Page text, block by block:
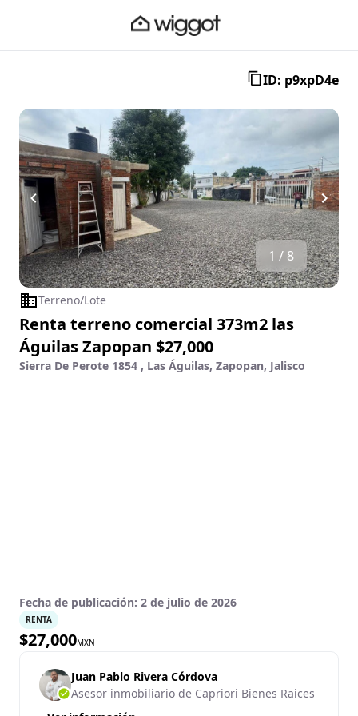
ID: p9xpD4e
1 / 8
Terreno/Lote
Renta terreno comercial 373m2 las
Águilas Zapopan $27,000
Sierra De Perote 1854 , Las Águilas, Zapopan, Jalisco
Fecha de publicación: 2 de julio de 2026
RENTA
$27,000MXN
Juan Pablo Rivera Córdova
Asesor inmobiliario de Capriori Bienes Raices